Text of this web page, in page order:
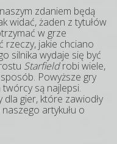
zdaniem będą
widać, żaden z tytułów
w grze
rzeczy, jakie chciano
silnika wydaje się być
Starfieldrobi wiele,
Powyższe gry
twórcy są najlepsi.
dla gier, które zawiodły
artykułu o